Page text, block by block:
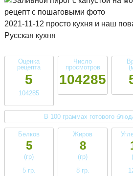
2021-11-12 просто кухня и наш
Русская кухня
Оценка
рецепта
5
104285
Число
просмотров
104285
В 100 граммах готового
Белков
5
(гр)
5 гр.
Жиров
8
(гр)
8 гр.